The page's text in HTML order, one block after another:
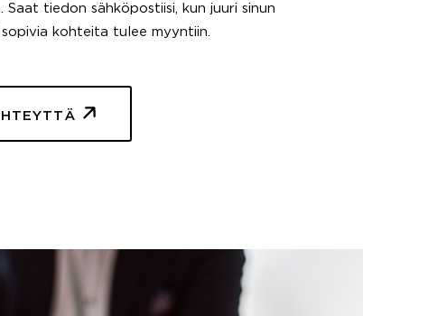
Saat tiedon sähköpostiisi, kun juuri sinun
sopivia kohteita tulee myyntiin.